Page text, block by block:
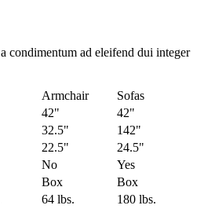
condimentum ad eleifend dui integer
Armchair
Sofas
42"
42"
32.5"
142"
22.5"
24.5"
No
Yes
Box
Box
64 lbs.
180 lbs.